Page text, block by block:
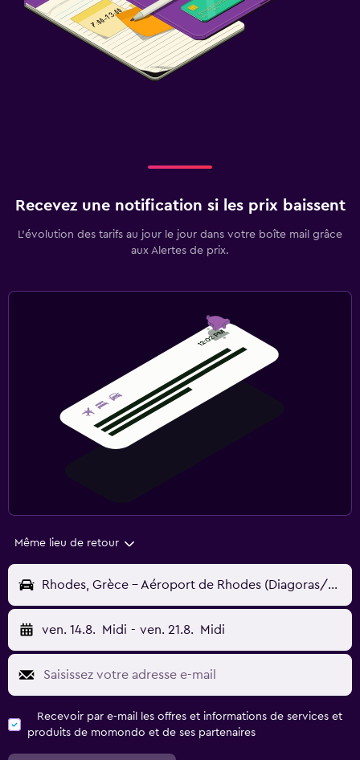
Recevez une notification si les prix baissent
L’évolution des tarifs au jour le jour dans votre boîte mail grâce
aux Alertes de prix.
Même lieu de retour
Rhodes, Grèce - Aéroport de Rhodes (Diagoras/Maritsa) (RHO)
ven. 14.8. Midi - ven. 21.8. Midi
Recevoir par e-mail les offres et informations de services et
produits de momondo et de ses partenaires